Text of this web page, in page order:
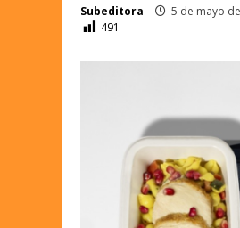
Subeditora 5 de mayo
491